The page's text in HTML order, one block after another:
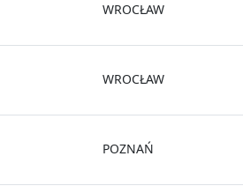
WROCŁAW
WROCŁAW
POZNAŃ